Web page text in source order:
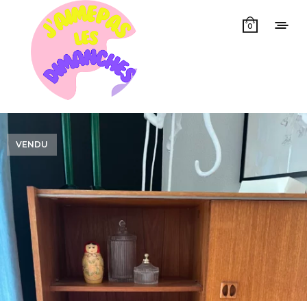
0
VENDU